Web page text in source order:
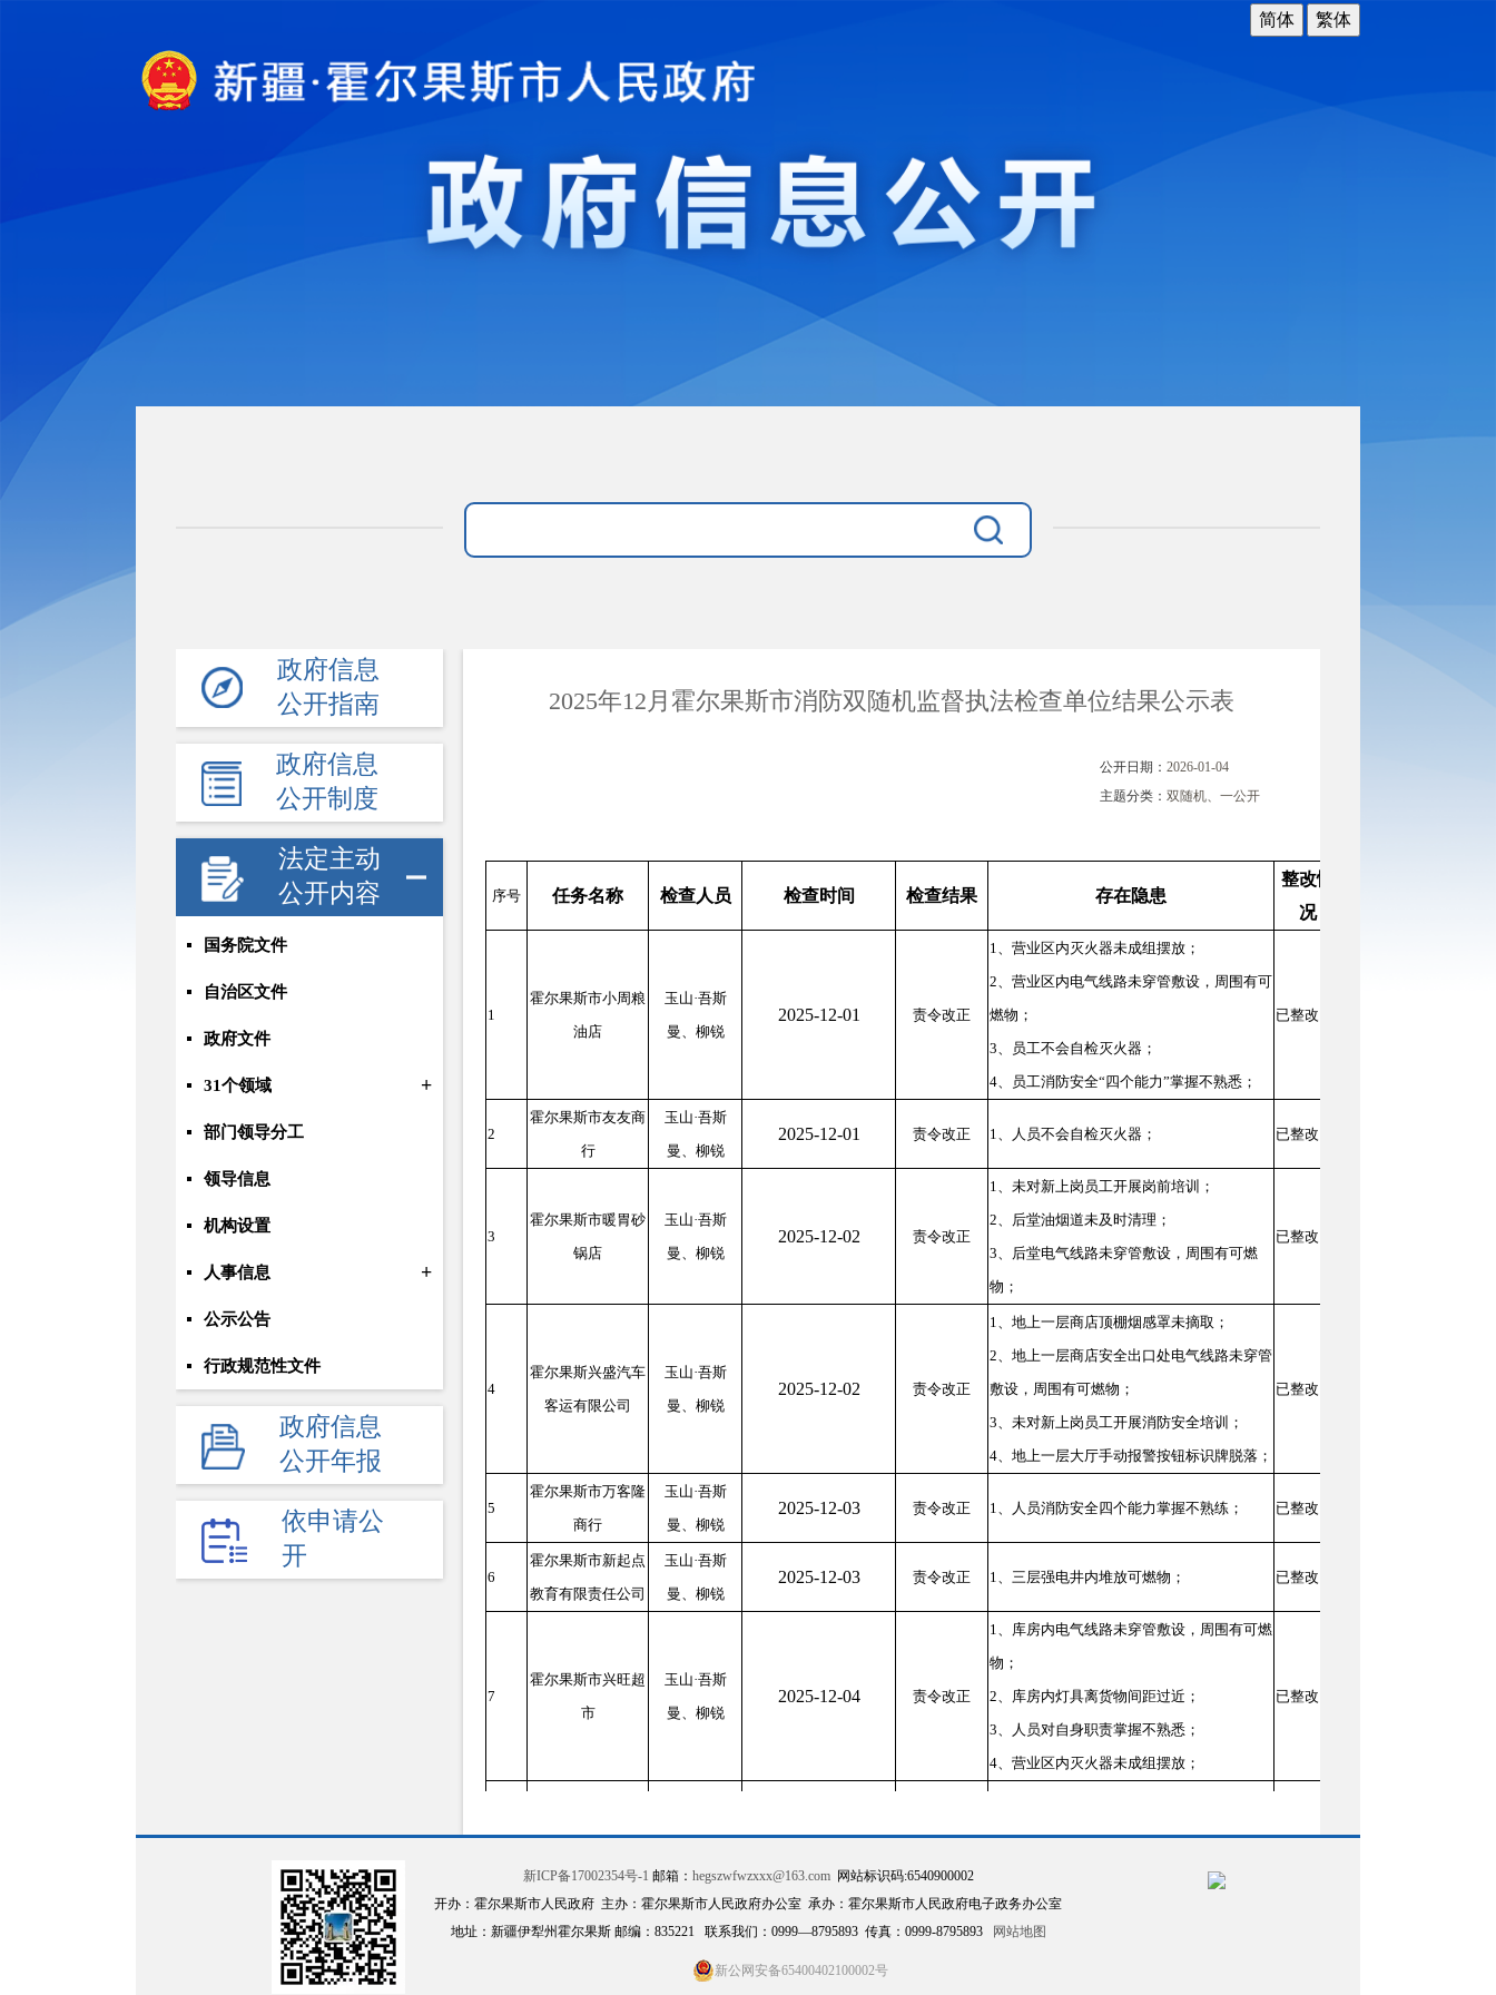
政府信息
公开指南
政府信息
公开制度
法定主动
公开内容
国务院文件
自治区文件
政府文件
31个领域 +
部门领导分工
领导信息
机构设置
人事信息 +
公示公告
行政规范性文件
+
应急管理
权责清单
财政预决算
重点领域
行政事业性收费
政府信息
公开年报
依申请公
开
2025年12月霍尔果斯市消防双随机监督执法检查单位结果公示表
公开日期： 2026-01-04
主题分类： 双随机、一公开
序号 任务名称 检查人员 检查时间 检查结果 存在隐患
整改情
况
1
霍尔果斯市小周粮
油店
玉山·吾斯
曼、柳锐
2025-12-01 责令改正
1、营业区内灭火器未成组摆放；
2、营业区内电气线路未穿管敷设，周围有可
燃物；
3、员工不会自检灭火器；
4、员工消防安全“四个能力”掌握不熟悉；
已整改
2
霍尔果斯市友友商
行
玉山·吾斯
曼、柳锐
2025-12-01 责令改正 1、人员不会自检灭火器； 已整改
3
霍尔果斯市暖胃砂
锅店
玉山·吾斯
曼、柳锐
2025-12-02 责令改正
1、未对新上岗员工开展岗前培训；
2、后堂油烟道未及时清理；
3、后堂电气线路未穿管敷设，周围有可燃
物；
已整改
4
霍尔果斯兴盛汽车
客运有限公司
玉山·吾斯
曼、柳锐
2025-12-02 责令改正
1、地上一层商店顶棚烟感罩未摘取；
2、地上一层商店安全出口处电气线路未穿管
敷设，周围有可燃物；
3、未对新上岗员工开展消防安全培训；
4、地上一层大厅手动报警按钮标识牌脱落；
已整改
5
霍尔果斯市万客隆
商行
玉山·吾斯
曼、柳锐
2025-12-03 责令改正 1、人员消防安全四个能力掌握不熟练； 已整改
6
霍尔果斯市新起点
教育有限责任公司
玉山·吾斯
曼、柳锐
2025-12-03 责令改正 1、三层强电井内堆放可燃物； 已整改
7
霍尔果斯市兴旺超
市
玉山·吾斯
曼、柳锐
2025-12-04 责令改正
1、库房内电气线路未穿管敷设，周围有可燃
物；
2、库房内灯具离货物间距过近；
3、人员对自身职责掌握不熟悉；
4、营业区内灭火器未成组摆放；
已整改
超市
吾斯曼
霍尔果斯市鼎蔬阁
特色快餐店
郭鹏、柳锐 2025-12-06 责令改正 1、员工不会使用灭火器扑救初期火灾；
霍尔果斯市佩奇宠
新ICP备17002354号-1 邮箱： hegszwfwzxxx@163.com网站标识码:6540900002
开办：霍尔果斯市人民政府 主办：霍尔果斯市人民政府办公室 承办：霍尔果斯市人民政府电子政务办公室
地址：新疆伊犁州霍尔果斯 邮编：835221 联系我们：0999—8795893 传真：0999-8795893
网站地图
新公网安备65400402100002号